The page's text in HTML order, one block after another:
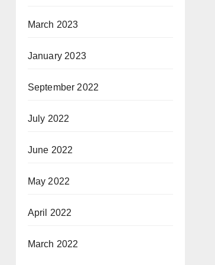
March 2023
January 2023
September 2022
July 2022
June 2022
May 2022
April 2022
March 2022